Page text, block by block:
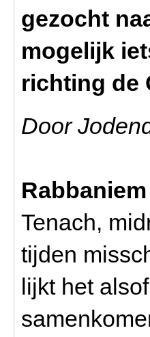
gezocht
mogelijk
richting de
Door
Rabbaniem
Tenach,
tijden
lijkt het